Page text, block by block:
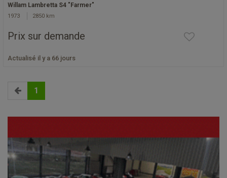
Willam Lambretta S4 "Farmer"
1973 2850 km
Prix sur demande
Actualisé il y a 66 jours
1